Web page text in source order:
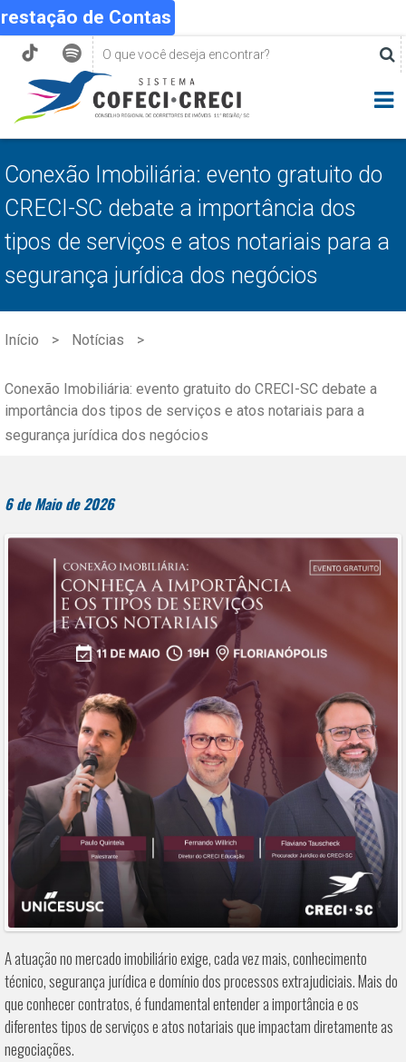
de Contas
Conexão Imobiliária: evento gratuito do
CRECI-SC debate a importância dos
tipos de serviços e atos notariais para a
segurança jurídica dos negócios
Início Notícias
Conexão Imobiliária: evento gratuito do CRECI-SC debate a
importância dos tipos de serviços e atos notariais para a
segurança jurídica dos negócios
6 de Maio de 2026
A atuação no mercado imobiliário exige, cada vez mais, conhecimento
técnico, segurança jurídica e domínio dos processos extrajudiciais. Mais do
que conhecer contratos, é fundamental entender a importância e os
diferentes tipos de serviços e atos notariais que impactam diretamente as
negociações.